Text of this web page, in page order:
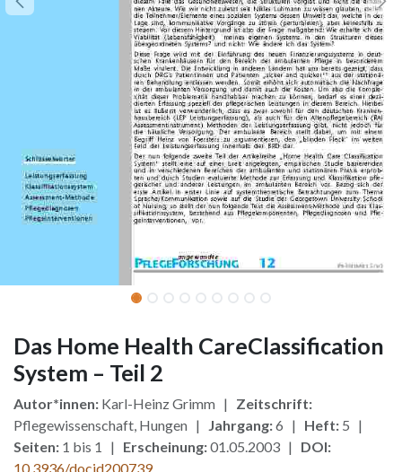
Das Home Health CareClassification
System – Teil 2
Autor*innen: Karl-Heinz Grimm | Zeitschrift:
Pflegewissenschaft, Hungen | Jahrgang:6 | Heft: 5 |
Seiten: 1 bis 1 | Erscheinung:01.05.2003 | DOI:
10.3936/docid200739